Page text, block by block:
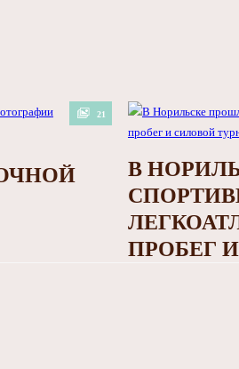
21
В
ПРОБЕГ